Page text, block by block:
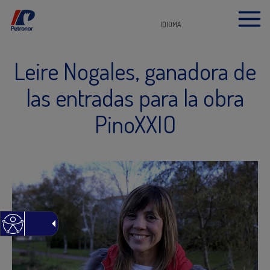
IDIOMA
Leire Nogales, ganadora de
las entradas para la obra
PinoXXIO